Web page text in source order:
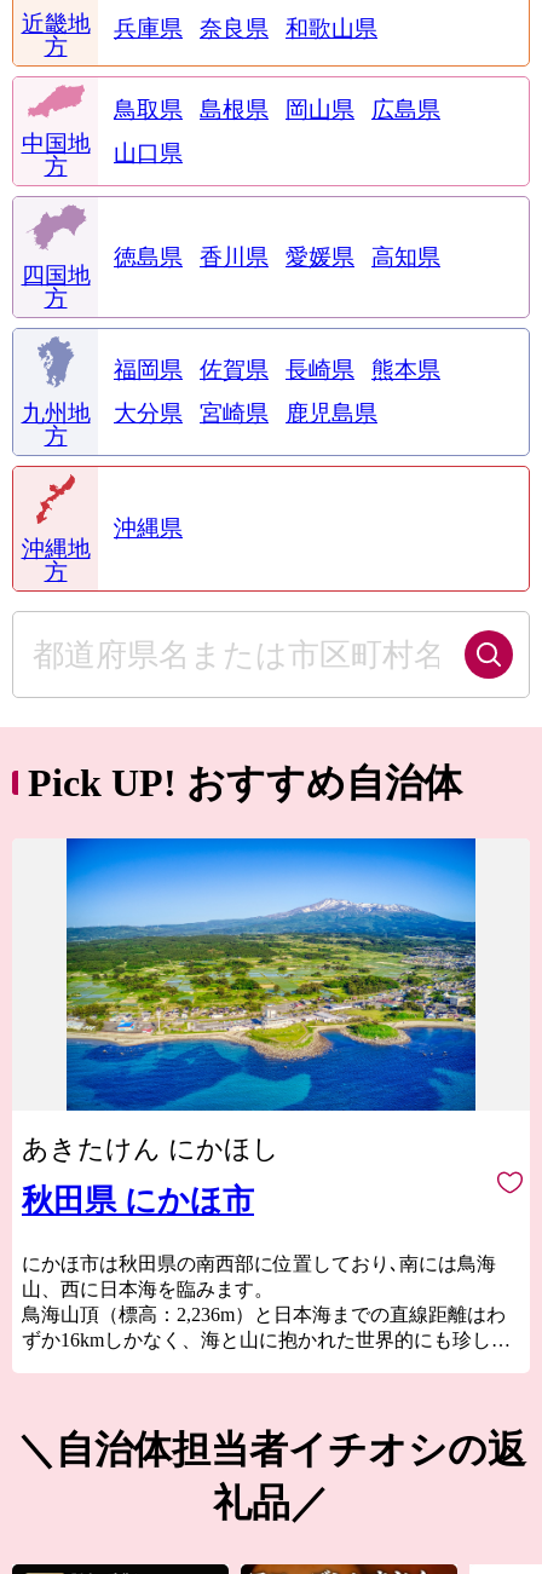
近畿地
方
兵庫県
奈良県 和歌山県
中国地
方
鳥取県 島根県 岡山県
広島県
山口県
四国地
方
徳島県 香川県 愛媛県 高知県
九州地
方
福岡県 佐賀県 長崎県
熊本県
大分県
宮崎県 鹿児島県
沖縄地
方
沖縄県
Pick UP! おすすめ自治体
あきたけん にかほし
秋田県 にかほ市
にかほ市は秋田県の南西部に位置しており､南には鳥海
山、西に日本海を臨みます。
鳥海山頂（標高：2,236m）と日本海までの直線距離はわ
ずか16kmしかなく、海と山に抱かれた世界的にも珍しい
お届けします。
＼自治体担当者イチオシの返
礼品／